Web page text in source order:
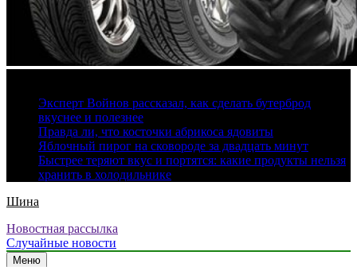
Эксперт Войнов рассказал, как сделать бутерброд
вкуснее и полезнее
Правда ли, что косточки абрикоса ядовиты
Яблочный пирог на сковороде за двадцать минут
Быстрее теряют вкус и портятся: какие продукты нельзя
хранить в холодильнике
Шина
Новостная рассылка
Случайные новости
Меню